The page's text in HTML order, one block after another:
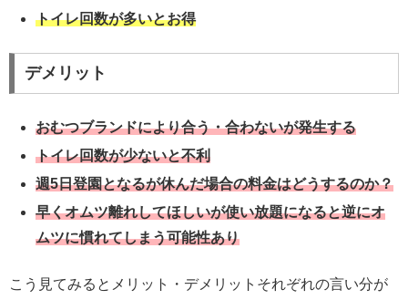
トイレ回数が多いとお得
デメリット
おむつブランドにより合う・合わないが発生する
トイレ回数が少ないと不利
週5日登園となるが休んだ場合の料金はどうするのか？
早くオムツ離れしてほしいが使い放題になると逆にオ
ムツに慣れてしまう可能性あり
こう見てみるとメリット・デメリットそれぞれの言い分が